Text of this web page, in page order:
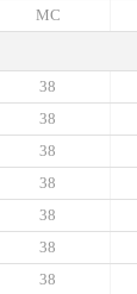
МС
38
38
38
38
38
38
38